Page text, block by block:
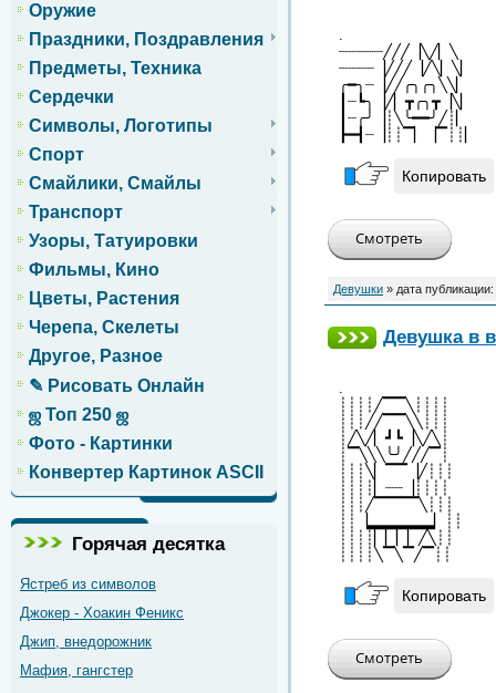
Оружие
Праздники, Поздравления
Предметы, Техника
Сердечки
Символы, Логотипы
Спорт
Смайлики, Смайлы
Транспорт
Узоры, Татуировки
Фильмы, Кино
Цветы, Растения
Черепа, Скелеты
Другое, Разное
✎ Рисовать Онлайн
ஜ Топ 250 ஜ
Фото - Картинки
Конвертер Картинок ASCII
Горячая десятка
Ястреб из символов
Джокер - Хоакин Феникс
Джип, внедорожник
Мафия, гангстер
.
┈┈┈┈┈╱╱╱▕╲╱▏╲
┈┈┈┈▕╱╱╱▕╱╲▏╲▏
╭━╮┈▕╱╱╭╮╭╮╲╲▏
┃┈┗╮▕╱▏┳╭╮┳▕╲▏
┃┈╭╯▕┊╲╰━━╯╱┊▏
┣━┫┈▕┊┊▔▏▕▔┊┊▏
Копировать
Девушки » дата публикации:
Девушка в
.
┊┊┊┊╱▔▔╲┊┊┊┊
┊┊┊╱╱▔▔╲╲┊┊┊
┊╱╲╱▏┛┗▕╲╱╲┊
┊▔╲╲╲╰╯╱╱╱▔┊
┊┊┊╲▏▔▔▕╱┊┊┊
┊┊┊┊▏┈┈▕┊┊┊┊
┊┊┊╱▔▔▔▔╲┊┊┊
┊┊▕▂▂▂▂▂▂▏┊┊
┊┊┊┊▏▏▏▏╱╲┊┊
┊┊┊┊╲▔╲▔╱▔┊┊
Копировать